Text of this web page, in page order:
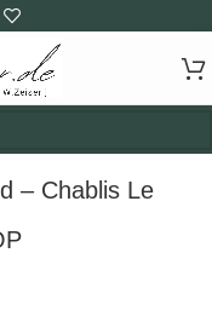
– Chablis Le
enlarge